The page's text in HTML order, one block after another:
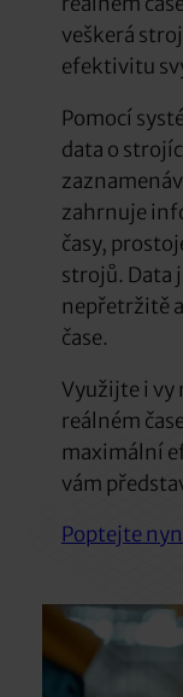
veškerá
efektivitu
Pomocí
data o
zahrnuje
časy,
strojů. Data
nepřetržitě
čase.
Využijte i
reálném
maximální
vám
Poptejte